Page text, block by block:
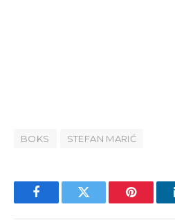
BOKS STEFAN MARIĆ
FacebookTwitter Pinterest